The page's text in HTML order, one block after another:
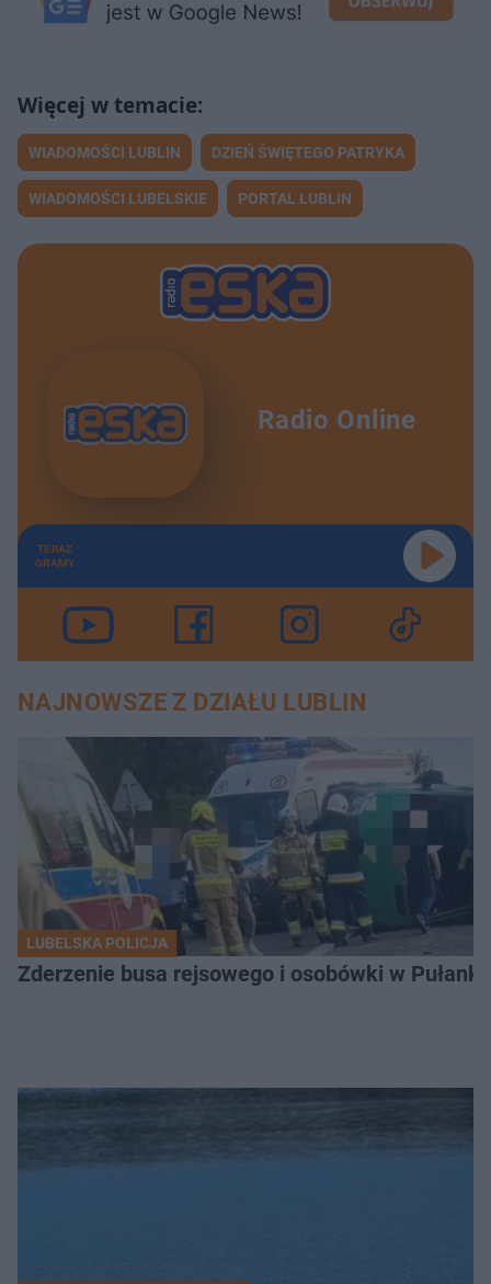
WIADOMOŚCI LUBLIN DZIEŃ ŚWIĘTEGO PATRYKA
WIADOMOŚCI LUBELSKIE PORTAL LUBLIN
Radio Online
TERAZ
GRAMY
NAJNOWSZE Z DZIAŁU LUBLIN
LUBELSKA POLICJA
Zderzenie busa rejsowego i osobówki w